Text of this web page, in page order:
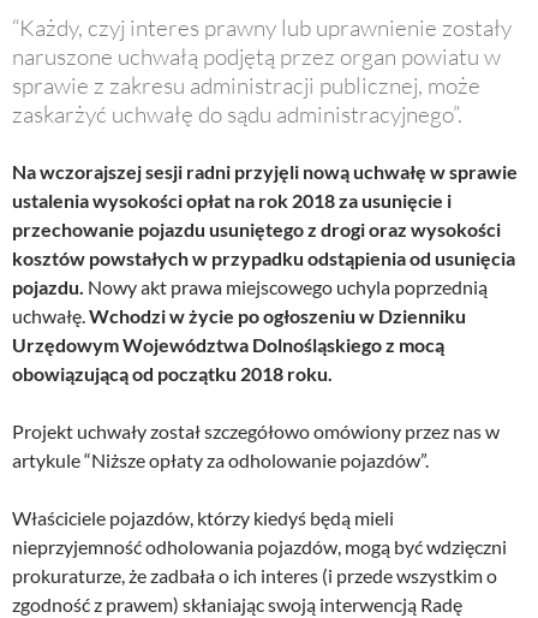
“Każdy, czyj interes prawny lub uprawnienie zostały
naruszone uchwałą podjętą przez organ powiatu w
sprawie z zakresu administracji publicznej, może
zaskarżyć uchwałę do sądu administracyjnego”.
Na wczorajszej sesji radni przyjęli nową uchwałę w sprawie
ustalenia wysokości opłat na rok 2018 za usunięcie i
przechowanie pojazdu usuniętego z drogi oraz wysokości
kosztów powstałych w przypadku odstąpienia od usunięcia
pojazdu. Nowy akt prawa miejscowego uchyla poprzednią
uchwałę.Wchodzi w życie po ogłoszeniu w Dzienniku
Urzędowym Województwa Dolnośląskiego z mocą
obowiązującą od początku 2018 roku.
Projekt uchwały został szczegółowo omówiony przez nas w
artykule “Niższe opłaty za odholowanie pojazdów”.
Właściciele pojazdów, którzy kiedyś będą mieli
nieprzyjemność odholowania pojazdów, mogą być wdzięczni
prokuraturze, że zadbała o ich interes (i przede wszystkim o
zgodność z prawem) skłaniając swoją interwencją Radę